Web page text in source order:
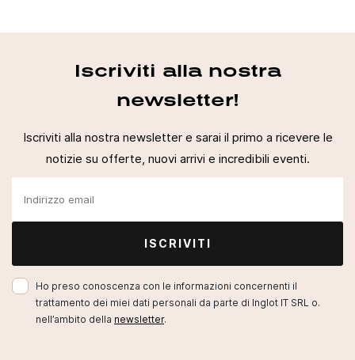
Iscriviti alla nostra
newsletter!
Iscriviti alla nostra newsletter e sarai il primo a ricevere le
notizie su offerte, nuovi arrivi e incredibili eventi.
ISCRIVITI
Ho preso conoscenza con le informazioni concernenti il
trattamento dei miei dati personali da parte di Inglot IT SRL o.
nell’ambito della newsletter.